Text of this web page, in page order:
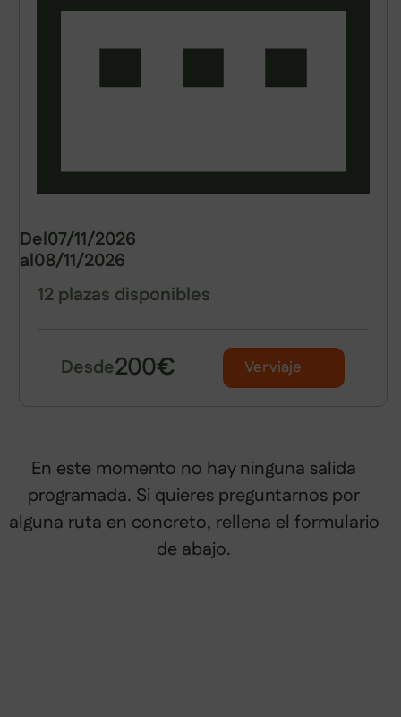
Del07/11/2026
al08/11/2026
12 plazas disponibles
Desde200€ Ver viaje
En este momento no hay ninguna salida
programada. Si quieres preguntarnos por
alguna ruta en concreto, rellena el formulario
de abajo.